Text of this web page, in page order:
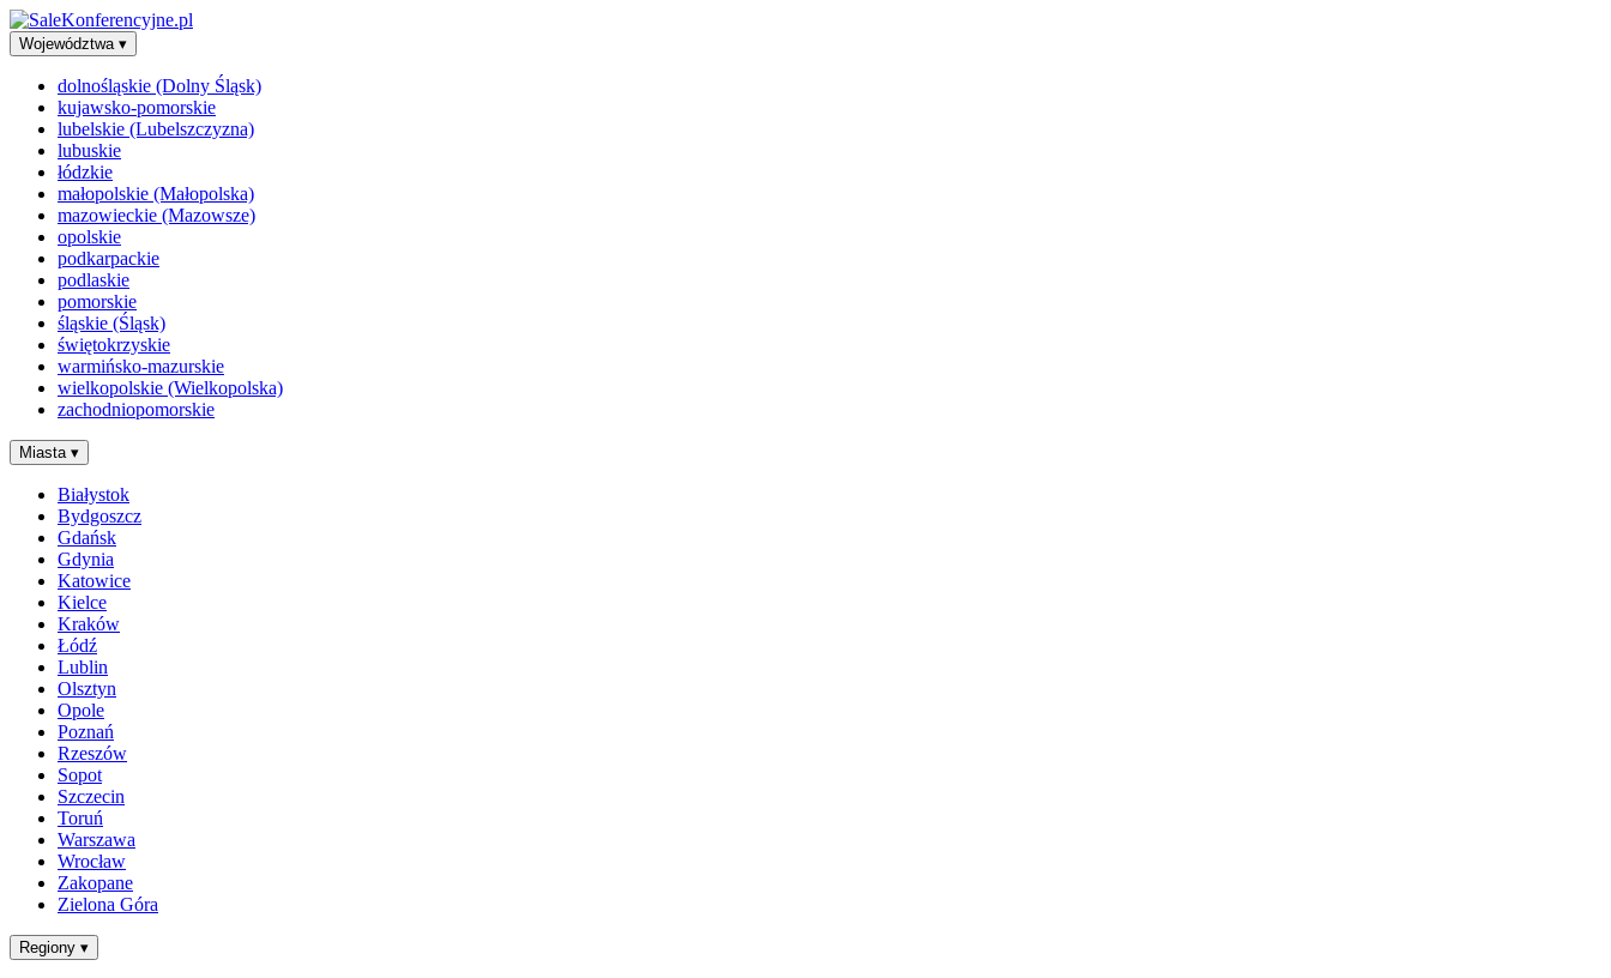
Województwa ▾
dolnośląskie (Dolny Śląsk)
kujawsko-pomorskie
lubelskie (Lubelszczyzna)
lubuskie
łódzkie
małopolskie (Małopolska)
mazowieckie (Mazowsze)
opolskie
podkarpackie
podlaskie
pomorskie
śląskie (Śląsk)
świętokrzyskie
warmińsko-mazurskie
wielkopolskie (Wielkopolska)
zachodniopomorskie
Miasta ▾
Białystok
Bydgoszcz
Gdańsk
Gdynia
Katowice
Kielce
Kraków
Łódź
Lublin
Olsztyn
Opole
Poznań
Rzeszów
Sopot
Szczecin
Toruń
Warszawa
Wrocław
Zakopane
Zielona Góra
Regiony ▾